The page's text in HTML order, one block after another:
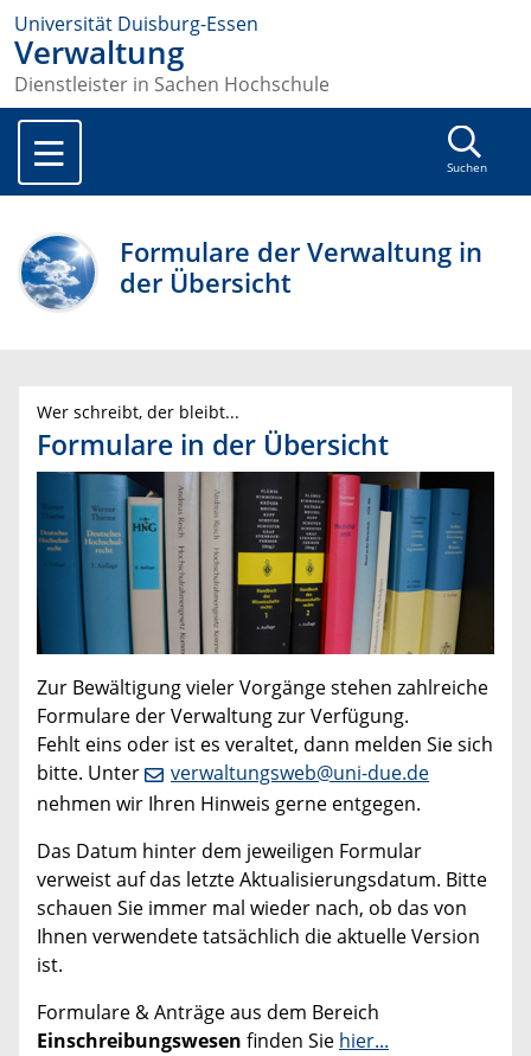
Universität Duisburg-Essen
Verwaltung
Dienstleister in Sachen Hochschule
Suchen
Formulare der Verwaltung in
der Übersicht
Wer schreibt, der bleibt...
Formulare in der Übersicht
Zur Bewältigung vieler Vorgänge stehen zahlreiche
Formulare der Verwaltung zur Verfügung.
Fehlt eins oder ist es veraltet, dann melden Sie sich
bitte. Unter
verwaltungsweb@uni-due.de
nehmen wir Ihren Hinweis gerne entgegen.
Das Datum hinter dem jeweiligen Formular
verweist auf das letzte Aktualisierungsdatum. Bitte
schauen Sie immer mal wieder nach, ob das von
Ihnen verwendete tatsächlich die aktuelle Version
ist.
Formulare & Anträge aus dem Bereich
Einschreibungswesen finden Sie hier...